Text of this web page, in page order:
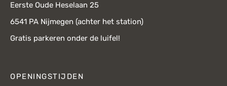
Eerste Oude Heselaan 25
6541 PA Nijmegen (achter het station)
Gratis parkeren onder de luifel!
OPENINGSTIJDEN